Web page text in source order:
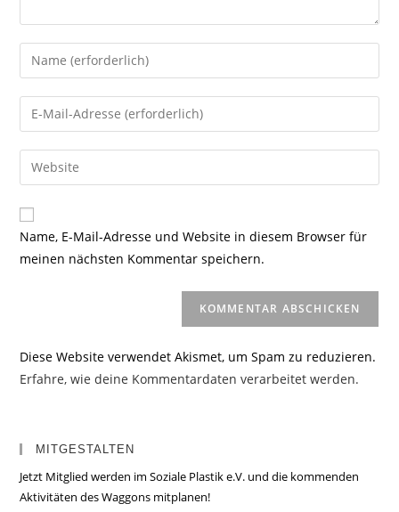
Gib
deinen
Namen
oder
zum
Kommentieren
ein
Gib
deine
E-
Mail-
zum
Kommentieren
ein
Gib
deine
Website-
URL
Name, E-Mail-Adresse und Website in diesem Browser für
meinen nächsten Kommentar speichern.
Diese Website verwendet Akismet, um Spam zu reduzieren.
Erfahre, wie deine Kommentardaten verarbeitet werden.
MITGESTALTEN
Jetzt Mitglied werden im Soziale Plastik e.V. und die kommenden
Aktivitäten des Waggons mitplanen!